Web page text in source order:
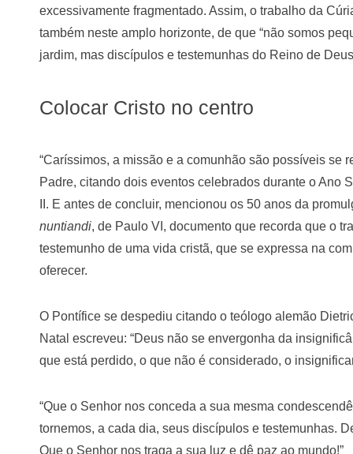
excessivamente fragmentado. Assim, o trabalho da
também neste amplo horizonte, de que “não somos
jardim, mas discípulos e testemunhas do Reino de
Colocar Cristo no centro
“Caríssimos, a missão e a comunhão são possíveis se
Padre, citando dois eventos celebrados durante o Ano
II. E antes de concluir, mencionou os 50 anos da
nuntiandi, de Paulo VI, documento que recorda que o
testemunho de uma vida cristã, que se expressa na
oferecer.
O Pontífice se despediu citando o teólogo alemão
Natal escreveu: “Deus não se envergonha da
que está perdido, o que não é considerado, o
“Que o Senhor nos conceda a sua mesma
tornemos, a cada dia, seus discípulos e testemunhas.
Que o Senhor nos traga a sua luz e dê paz ao mundo!”